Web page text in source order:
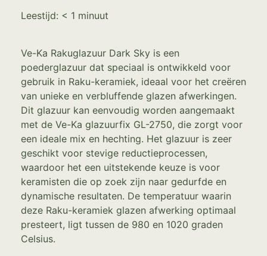
Leestijd: < 1 minuut
Ve-Ka Rakuglazuur Dark Sky is een
poederglazuur dat speciaal is ontwikkeld voor
gebruik in Raku-keramiek, ideaal voor het creëren
van unieke en verbluffende glazen afwerkingen.
Dit glazuur kan eenvoudig worden aangemaakt
met de Ve-Ka glazuurfix GL-2750, die zorgt voor
een ideale mix en hechting. Het glazuur is zeer
geschikt voor stevige reductieprocessen,
waardoor het een uitstekende keuze is voor
keramisten die op zoek zijn naar gedurfde en
dynamische resultaten. De temperatuur waarin
deze Raku-keramiek glazen afwerking optimaal
presteert, ligt tussen de 980 en 1020 graden
Celsius.